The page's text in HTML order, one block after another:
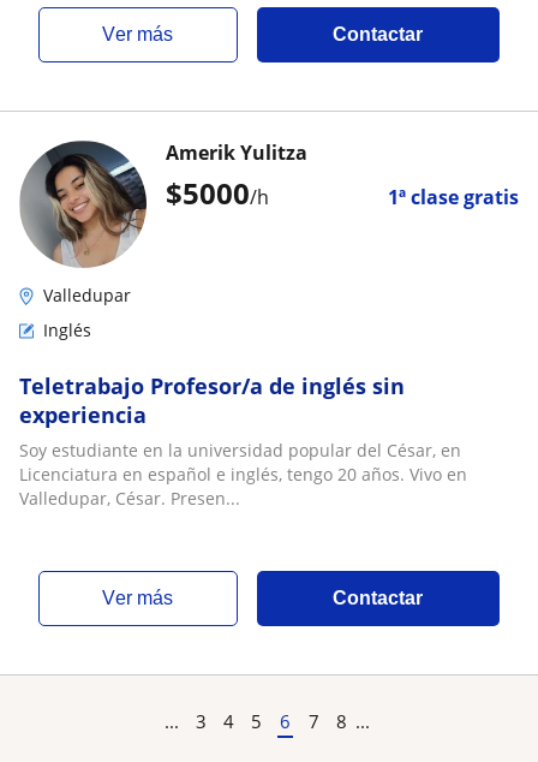
ver más Contactar
$5000/h 1ª clase gratis
Amerik Yulitza
Valledupar
Inglés
Teletrabajo Profesor/a de inglés sin
experiencia
Soy estudiante en la universidad popular del César, en
Licenciatura en español e inglés, tengo 20 años. Vivo en
Valledupar, César. Presen...
ver más Contactar
... 3 4 5 6 7 8 ...